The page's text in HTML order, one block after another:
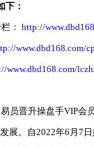
：
： http://
www.dbd168.com/
www.dbd168.com/
员晋升操盘手VIP会
展。自2022年6月7